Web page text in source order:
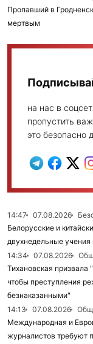
Пропавший в
мертвым
на нас в
пропустить
это безопасно
14:47 07.08.2026
Белорусские и
двухнедельные
14:34
07.08.2026
Тихановская призвала
чтобы преступления
безнаказанными"
14:13
07.08.2026
Международная и
журналистов требуют